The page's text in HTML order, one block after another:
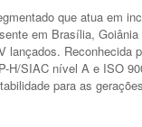
que atua em
em Brasília,
SIAC nível A e ISO
para as